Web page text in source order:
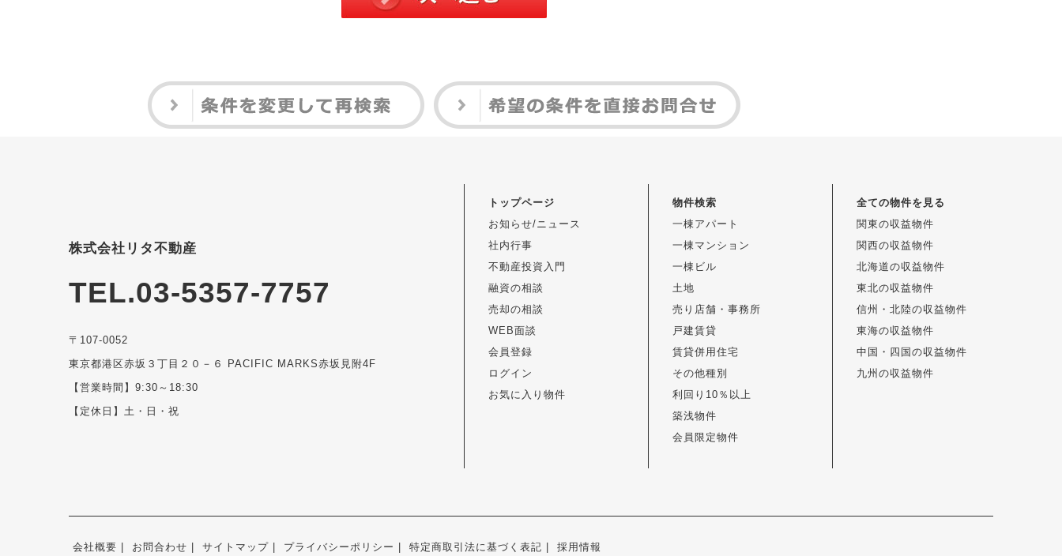
株式会社リタ不動産
TEL.03-5357-7757
〒107-0052
東京都港区赤坂３丁目２０－６ PACIFIC MARKS赤坂見附4F
【営業時間】9:30～18:30
【定休日】土・日・祝
トップページ
お知らせ/ニュース
社内行事
不動産投資入門
融資の相談
売却の相談
WEB面談
会員登録
ログイン
お気に入り物件
物件検索
一棟アパート
一棟マンション
一棟ビル
土地
売り店舗・事務所
戸建賃貸
賃貸併用住宅
その他種別
利回り10％以上
築浅物件
会員限定物件
全ての物件を見る
関東の収益物件
関西の収益物件
北海道の収益物件
東北の収益物件
信州・北陸の収益物件
東海の収益物件
中国・四国の収益物件
九州の収益物件
会社概要 お問合わせ サイトマップ プライバシーポリシー 特定商取引法に基づく表記 採用情報